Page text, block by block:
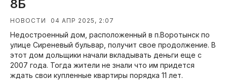
8Б
НОВОСТИ 04 АПР 2025, 2:07
Недостроенный дом, расположенный в п.Воротынск по
улице Сиреневый бульвар, получит свое продолжение. В
этот дом дольщики начали вкладывать деньги еще с
2007 года. Тогда жители не знали что им придется
ждать свои купленные квартиры порядка 11 лет.